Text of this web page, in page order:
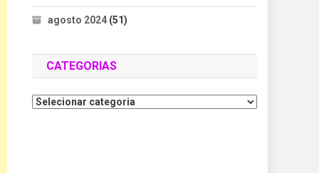
agosto 2024 (51)
CATEGORIAS